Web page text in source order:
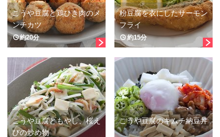
こうや豆腐と鶏ひき肉のメ
ンチカツ
約20分
粉豆腐を衣にしたサーモン
フライ
約15分
こうや豆腐ともやし、桜え
びの炒め物
こうや豆腐のキムチ納豆丼